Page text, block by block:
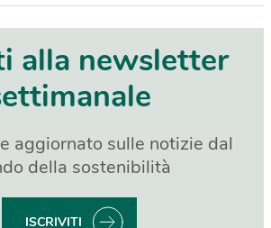
alla newsletter
aggiornato sulle notizie dal
della sostenibilità
ISCRIVITI